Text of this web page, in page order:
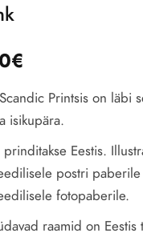
€
Printsis on läbi
isikupära.
prinditakse Eestis.
postri
fotopaberile.
raamid on